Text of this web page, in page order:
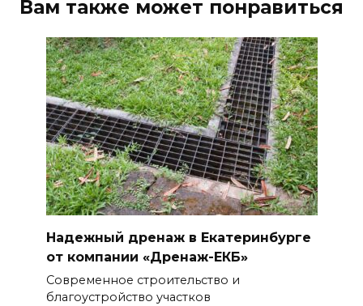
Вам также может понравиться
Надежный дренаж в Екатеринбурге
от компании «Дренаж-ЕКБ»
Современное строительство и
благоустройство участков